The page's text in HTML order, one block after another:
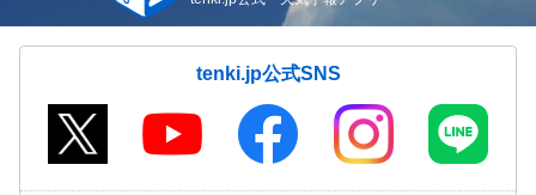
tenki.jp公式SNS